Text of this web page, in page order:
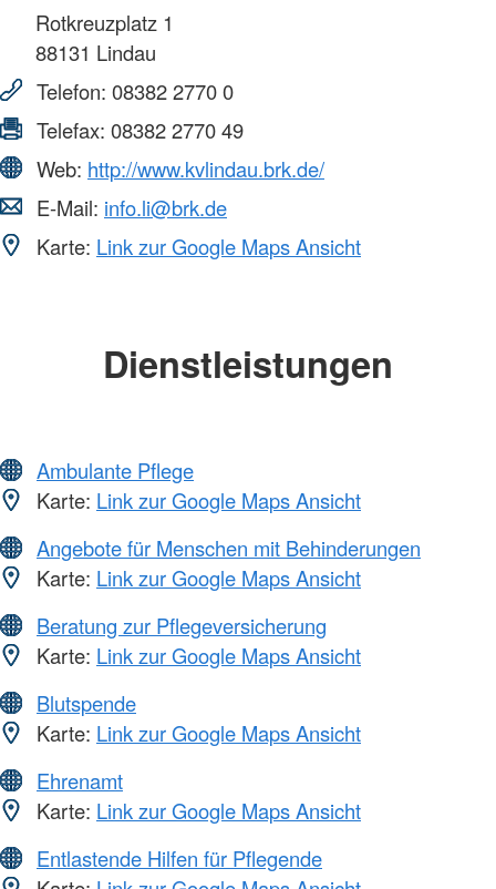
Rotkreuzplatz 1
88131 Lindau
Telefon: 08382 2770 0
Telefax: 08382 2770 49
Web: http://www.kvlindau.brk.de/
E-Mail: info.li@brk.de
Karte: Link zur Google Maps Ansicht
Dienstleistungen
Ambulante Pflege
Karte: Link zur Google Maps Ansicht
Angebote für Menschen mit Behinderungen
Karte: Link zur Google Maps Ansicht
Beratung zur Pflegeversicherung
Karte: Link zur Google Maps Ansicht
Blutspende
Karte: Link zur Google Maps Ansicht
Ehrenamt
Karte: Link zur Google Maps Ansicht
Entlastende Hilfen für Pflegende